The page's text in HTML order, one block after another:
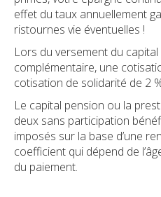
effet du taux annuellement
ristournes vie éventuelles !
Lors du versement du
complémentaire, une
cotisation de solidarité de 2
Le capital pension ou la
deux sans participation
imposés sur la base d’une
coefficient qui dépend de
du paiement.